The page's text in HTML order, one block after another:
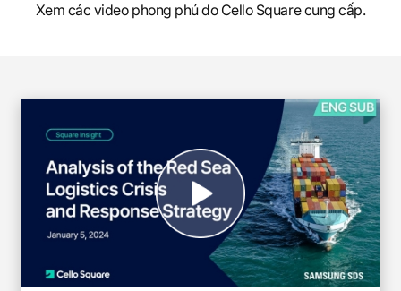
입
Xem các video phong phú do Cello Square cung cấp.